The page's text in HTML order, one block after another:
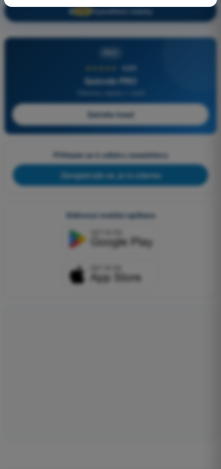
🔒 Vysvětlení otázky
4,6/5
Quizvds PRO
Začněte hned
Přihlaste se k odběru newsletteru
Zaregistrujte se, je to zdarma
Stáhnout mobilní aplikace